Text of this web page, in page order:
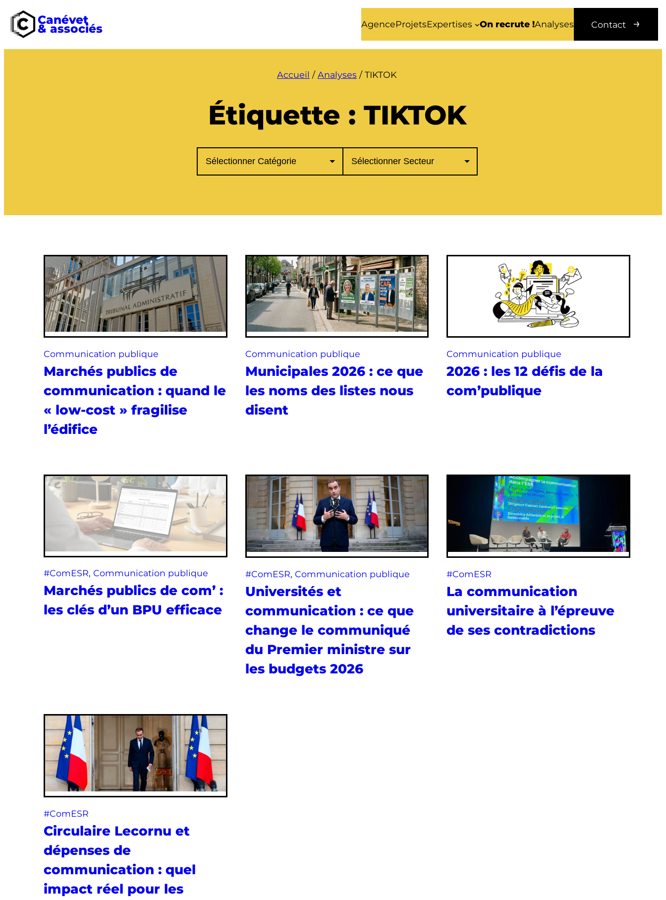
Aller
au
Canévet
& associés AgenceProjetsExpertises On recrute !Analyses Contact
Accueil / Analyses / TIKTOK
Étiquette : TIKTOK
Communication publique
Marchés publics de
communication : quand le
« low-cost » fragilise
l’édifice
Communication publique
Municipales 2026 : ce que
les noms des listes nous
disent
Communication publique
2026 : les 12 défis de la
com’publique
#ComESR, Communication publique
Marchés publics de com’ :
les clés d’un BPU efficace
#ComESR, Communication publique
Universités et
communication : ce que
change le communiqué
du Premier ministre sur
les budgets 2026
#ComESR
La communication
universitaire à l’épreuve
de ses contradictions
#ComESR
Circulaire Lecornu et
dépenses de
communication : quel
impact réel pour les